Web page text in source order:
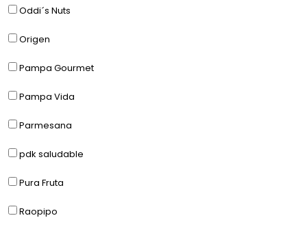
Oddi´s Nuts
Origen
Pampa Gourmet
Pampa Vida
Parmesana
pdk saludable
Pura Fruta
Raopipo